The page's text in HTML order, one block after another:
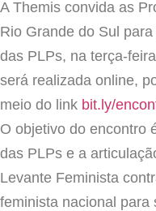
A Themis convida as
Rio Grande do Sul
das PLPs, na terça-
será realizada online,
meio do link bit.ly/
O objetivo do encontro
das PLPs e a
Levante Feminista
feminista nacional para